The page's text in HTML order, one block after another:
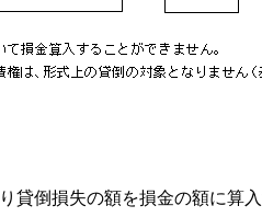
貸倒損失の額を損金の額に算